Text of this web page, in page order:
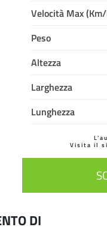
Velocità Max
Peso
Altezza
Larghezza
Lunghezza
Visita il
DI